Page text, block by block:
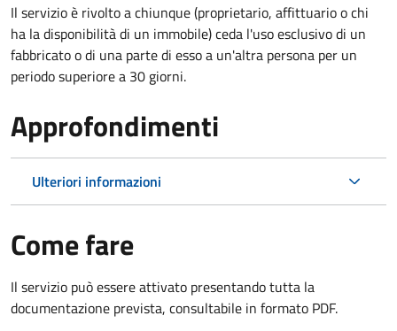
Il servizio è rivolto a chiunque (proprietario, affittuario o chi
ha la disponibilità di un immobile) ceda l'uso esclusivo di un
fabbricato o di una parte di esso a un'altra persona per un
periodo superiore a 30 giorni.
Approfondimenti
Ulteriori informazioni
Come fare
Il servizio può essere attivato presentando tutta la
documentazione prevista, consultabile in formato PDF.